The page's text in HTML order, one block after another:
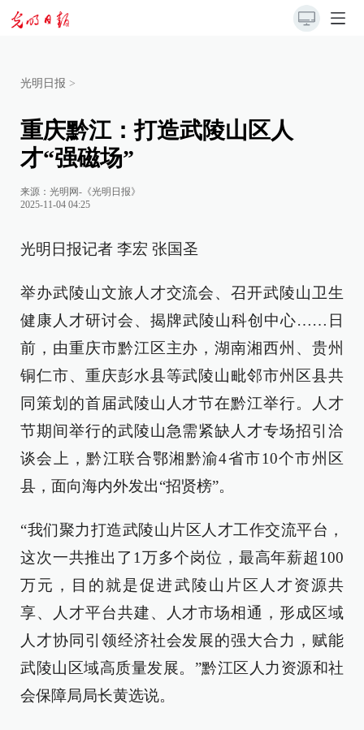
光明日报 >
重庆黔江：打造武陵山区人
才“强磁场”
来源： 光明网-《光明日报》
2025-11-04 04:25
光明日报记者 李宏 张国圣
举办武陵山文旅人才交流会、召开武陵山卫生
健康人才研讨会、揭牌武陵山科创中心……日
前，由重庆市黔江区主办，湖南湘西州、贵州
铜仁市、重庆彭水县等武陵山毗邻市州区县共
同策划的首届武陵山人才节在黔江举行。人才
节期间举行的武陵山急需紧缺人才专场招引洽
谈会上，黔江联合鄂湘黔渝4省市10个市州区
县，面向海内外发出“招贤榜”。
“我们聚力打造武陵山片区人才工作交流平台，
这次一共推出了1万多个岗位，最高年薪超100
万元，目的就是促进武陵山片区人才资源共
享、人才平台共建、人才市场相通，形成区域
人才协同引领经济社会发展的强大合力，赋能
武陵山区域高质量发展。”黔江区人力资源和社
会保障局局长黄选说。